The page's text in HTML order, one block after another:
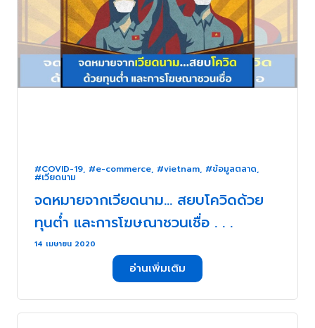
#COVID-19, #e-commerce, #vietnam, #ข้อมูลตลาด,
#เวียดนาม
จดหมายจากเวียดนาม… สยบโควิดด้วย
ทุนต่ำ และการโฆษณาชวนเชื่อ . . .
14 เมษายน 2020
อ่านเพิ่มเติม